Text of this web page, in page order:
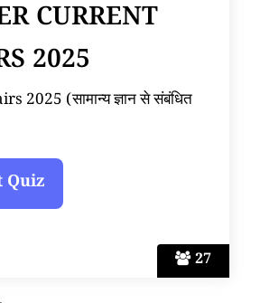
27
CURRENT
2025
(सामान्य ज्ञान से संबंधित